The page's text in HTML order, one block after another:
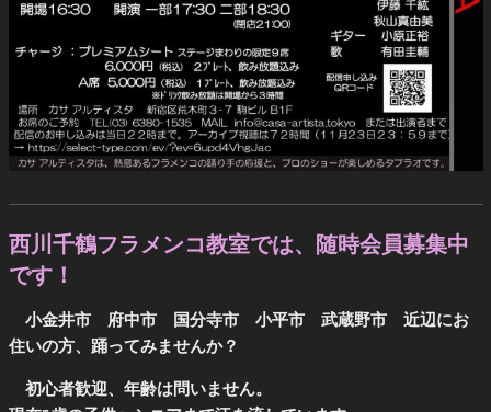
西川千鶴フラメンコ教室では、随時会員募集中
です！
小金井市 府中市 国分寺市 小平市 武蔵野市 近辺にお
住いの方、踊ってみませんか？
初心者歓迎、年齢は問いません。